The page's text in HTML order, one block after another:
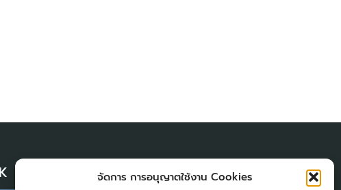
จัดการ การอนุญาตใช้งาน Cookies
ผู้เยี่่ยมชมเว็บไซต์